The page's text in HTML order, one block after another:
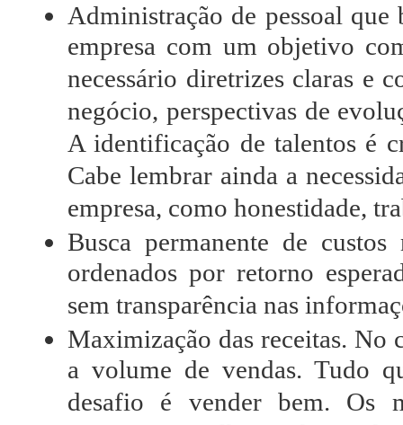
Administração de pessoal
empresa com um objetivo
necessário diretrizes claras e
negócio, perspectivas de
A identificação de talentos é
Cabe lembrar ainda a
empresa, como honestidade,
Busca permanente de
ordenados por retorno
sem transparência nas
Maximização das receitas. No
a volume de vendas. Tudo
desafio é vender bem. Os